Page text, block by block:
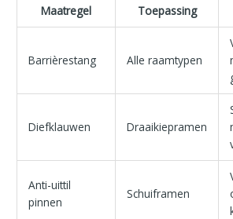
Maatregel Toepassing
Barrièrestang Alle raamtypen
Diefklauwen Draaikiepramen
Anti-uittil
pinnen
Schuiframen